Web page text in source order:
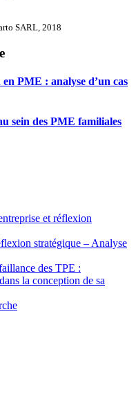
SARL, 2018
PME : analyse d’un cas
sein des PME familiales
et réflexion
stratégique – Analyse
des TPE :
la conception de sa